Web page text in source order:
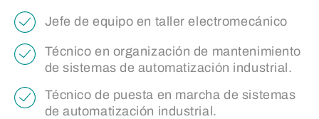
Jefe de equipo en taller electromecánico
Técnico en organización de mantenimiento
de sistemas de automatización industrial.
Técnico de puesta en marcha de sistemas
de automatización industrial.